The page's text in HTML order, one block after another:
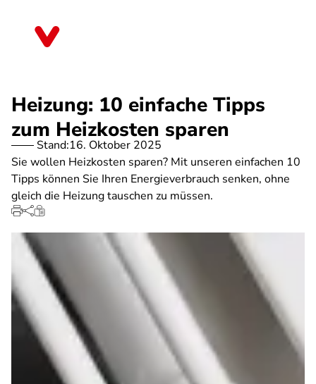
Heizung: 10 einfache Tipps
zum Heizkosten sparen
Stand:16. Oktober 2025
Sie wollen Heizkosten sparen? Mit unseren einfachen 10
Tipps können Sie Ihren Energieverbrauch senken, ohne
gleich die Heizung tauschen zu müssen.